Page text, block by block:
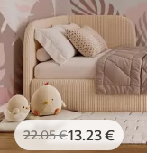
22.05€13 .23€